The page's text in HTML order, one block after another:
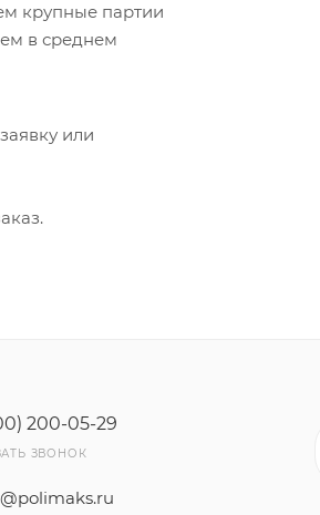
крупные партии
в среднем
или
200-05-29
ЗВОНОК